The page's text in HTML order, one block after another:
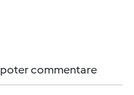
commentare